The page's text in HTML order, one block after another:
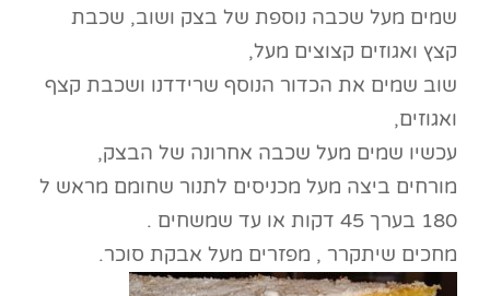
שמים מעל שכבה נוספת של בצק ושוב, שכבת
קצץ ואגוזים קצוצים מעל,
שוב שמים את הכדור הנוסף שרידדנו ושכבת קצף
ואגוזים,
עכשיו שמים מעל שכבה אחרונה של הבצק,
מורחים ביצה מעל מכניסים לתנור שחומם מראש ל
180 בערך 45 דקות או עד שמשחים .
מחכים שיתקרר , מפזרים מעל אבקת סוכר.